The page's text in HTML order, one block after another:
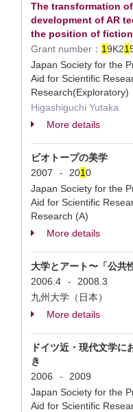
The transformation
development of AR
the position of
Grant number： 19K21
Japan Society for the
Aid for Scientific
Research(Exploratory)
Higashiguchi Yutaka
More details
ビオトープの美学
2007
- 2010
Japan Society for the
Aid for Scientific
Research (A)
More details
大学とアート〜「公共
2006.4
-
2008.3
九州大学（日本）
More details
ドイツ近・現代文学に
き
2006
-
2009
Japan Society for the
Aid for Scientific